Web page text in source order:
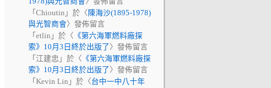
「 Chioutin 」於〈 陳海沙(1895-1978)
與光智商會〉發佈留言
「 etlin 」於〈 《第六海軍燃料廠探
索》10月3日終於出版了 〉發佈留言
「 江建忠 」於〈 《第六海軍燃料廠探
索》10月3日終於出版了 〉發佈留言
「 Kevin Lin 」於〈台中一中八十年